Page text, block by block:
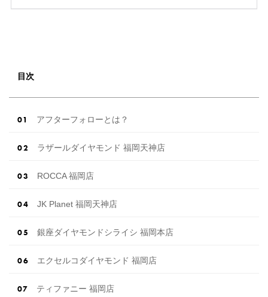
る？」 「人気ブラ […]続きを読む
目次
アフターフォローとは？
ラザールダイヤモンド 福岡天神店
ROCCA 福岡店
JK Planet 福岡天神店
銀座ダイヤモンドシライシ 福岡本店
エクセルコダイヤモンド 福岡店
ティファニー 福岡店